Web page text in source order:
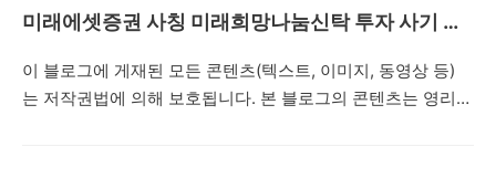
미래에셋증권 사칭 미래희망나눔신탁 투자 사기 사
이 블로그에 게재된 모든 콘텐츠(텍스트, 이미지, 동영상 등)
는 저작권법에 의해 보호됩니다. 본 블로그의 콘텐츠는 영리적